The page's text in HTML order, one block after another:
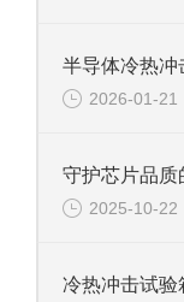
2026-01-21
2025-10-22